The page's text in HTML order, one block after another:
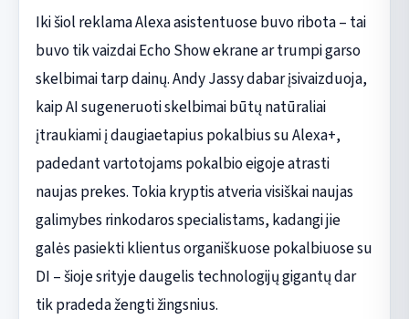
Iki šiol reklama Alexa asistentuose buvo ribota – tai
buvo tik vaizdai Echo Show ekrane ar trumpi garso
skelbimai tarp dainų. Andy Jassy dabar įsivaizduoja,
kaip AI sugeneruoti skelbimai būtų natūraliai
įtraukiami į daugiaetapius pokalbius su Alexa+,
padedant vartotojams pokalbio eigoje atrasti
naujas prekes. Tokia kryptis atveria visiškai naujas
galimybes rinkodaros specialistams, kadangi jie
galės pasiekti klientus organiškuose pokalbiuose su
DI – šioje srityje daugelis technologijų gigantų dar
tik pradeda žengti žingsnius.